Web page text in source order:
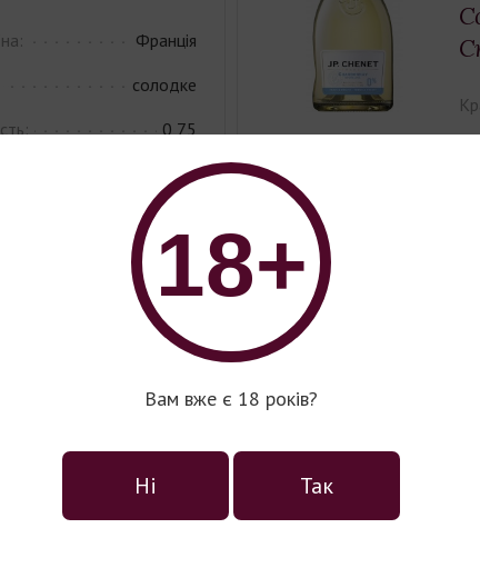
18+
Вам вже є 18 років?
Ні Так
Франція
солодке
0,75
червоне
Каберне •
інтенсивний
червоних фруктів і
відтінками. М'яке,
багатство
смак розкриває
і трав.
Регіон:
Cорти винограду:
Блідо-
зеленого. Інтенсивний
Гладке вино зі стійкими
між солодкістю та свіжістю